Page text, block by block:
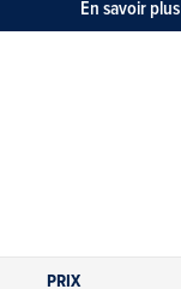
En savoir plus
PRIX